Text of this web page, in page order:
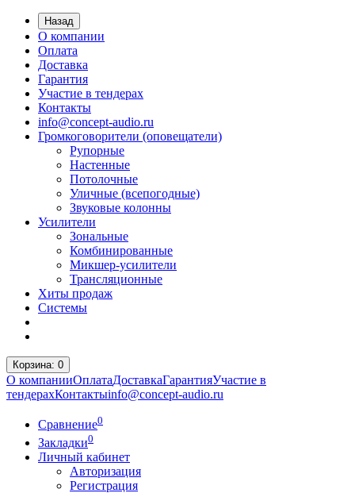
Назад
О компании
Оплата
Доставка
Гарантия
Участие в тендерах
Контакты
info@concept-audio.ru
Громкоговорители (оповещатели)
Рупорные
Настенные
Потолочные
Уличные (всепогодные)
Звуковые колонны
Усилители
Зональные
Комбинированные
Микшер-усилители
Трансляционные
Хиты продаж
Системы
Корзина: 0
О компанииОплатаДоставкаГарантияУчастие в
тендерахКонтактыinfo@concept-audio.ru
Сравнение0
Закладки0
Личный кабинет
Авторизация
Регистрация